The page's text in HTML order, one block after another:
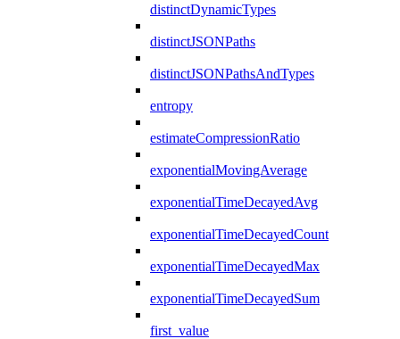
distinctDynamicTypes
distinctJSONPaths
distinctJSONPathsAndTypes
entropy
estimateCompressionRatio
exponentialMovingAverage
exponentialTimeDecayedAvg
exponentialTimeDecayedCount
exponentialTimeDecayedMax
exponentialTimeDecayedSum
first_value